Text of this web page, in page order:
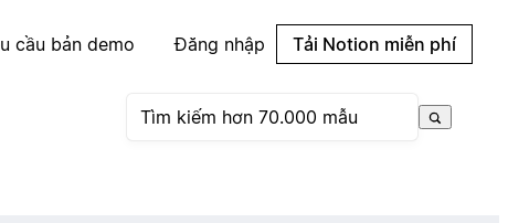
cầu bản demo Đăng nhập Tải Notion miễn phí